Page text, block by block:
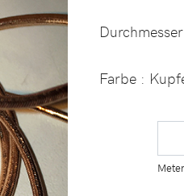
Farbe :
Meter